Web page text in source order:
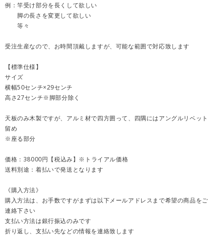
例：竿受け部分を長くして欲しい
脚の長さを変更して欲しい
等々
受注生産なので、お時間頂戴しますが、可能な範囲で対応致します
【標準仕様】
サイズ
横幅50センチ×29センチ
高さ27センチ※脚部分除く
天板のみ木製ですが、アルミ材で四方囲って、四隅にはアングルリベット
留め
※座る部分
価格：38000円【税込み】※トライアル価格
送料別途：着払いで発送となります
《購入方法》
購入方法は、お手数ですがまずは以下メールアドレスまで希望の商品をご
連絡下さい
支払い方法は銀行振込のみです
折り返し、支払い先などの情報を連絡致します